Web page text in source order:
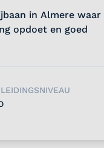
in Almere waar
opdoet en goed